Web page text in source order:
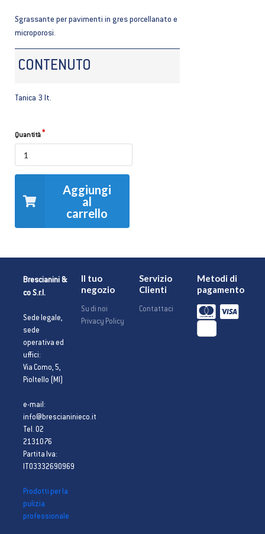
Sgrassante per pavimenti in gres porcellanato e
microporosi.
CONTENUTO
Tanica 3 lt.
Quantità
Aggiungi
al
carrello
Brescianini &
co S.r.l.
Sede legale,
sede
operativa ed
uffici:
Via Como, 5,
Pioltello (MI)
e-mail:
info@brescianinieco.it
Tel. 02
2131076
Partita Iva:
IT03332690969
Prodotti per la
pulizia
professionale
Il tuo
negozio
Su di noi
Privacy Policy
Servizio
Clienti
Contattaci
Metodi di
pagamento